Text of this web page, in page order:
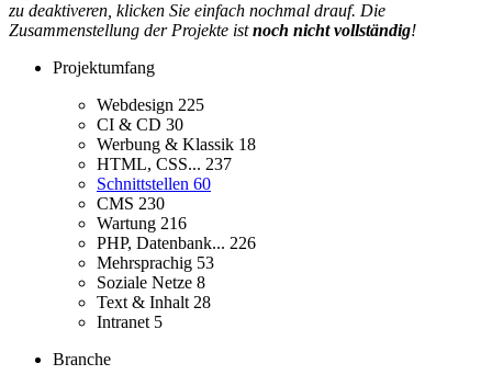
zu deaktiveren, klicken Sie einfach nochmal drauf. Die
Zusammenstellung der Projekte istnoch nicht vollständig!
Projektumfang
Webdesign 225
CI & CD 30
Werbung & Klassik 18
HTML, CSS... 237
Schnittstellen 60
CMS 230
Wartung 216
PHP, Datenbank... 226
Mehrsprachig 53
Soziale Netze 8
Text & Inhalt 28
Intranet 5
Branche